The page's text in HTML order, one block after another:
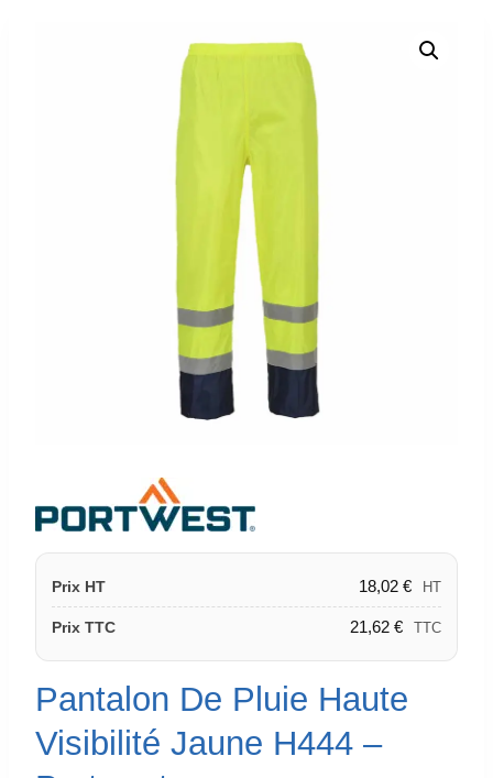
Prix HT 18,02 € HT
Prix TTC 21,62 € TTC
Pantalon De Pluie Haute
Visibilité Jaune H444 –